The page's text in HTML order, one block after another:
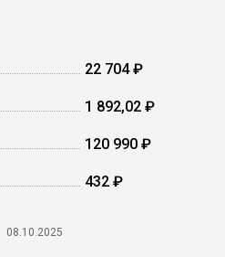
22 704 ₽
1 892,02 ₽
120 990 ₽
432 ₽
08.10.2025